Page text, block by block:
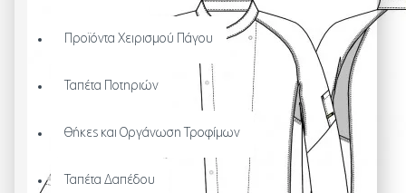
Προϊόντα Χειρισμού Πάγου
Ταπέτα Ποτηριών
Θήκες και Οργάνωση Τροφίμων
Ταπέτα Δαπέδου